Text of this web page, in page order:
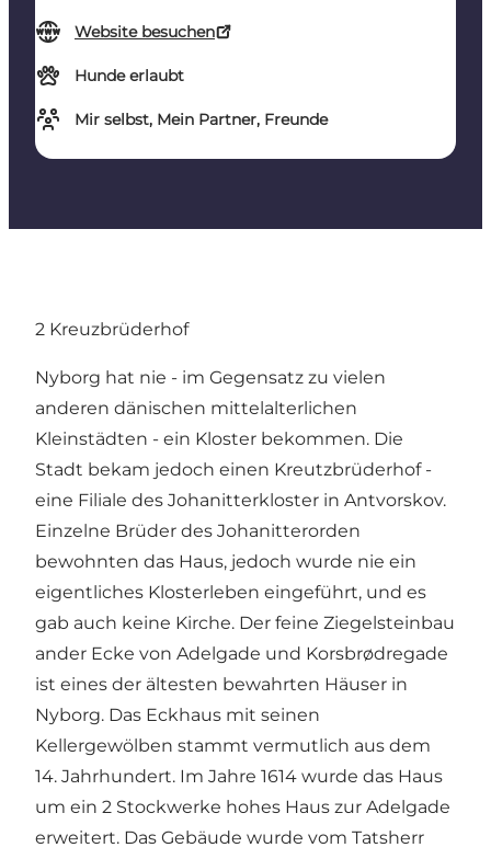
Website besuchen
Hunde erlaubt
Mir selbst, Mein Partner, Freunde
2 Kreuzbrüderhof
Nyborg hat nie - im Gegensatz zu vielen
anderen dänischen mittelalterlichen
Kleinstädten - ein Kloster bekommen. Die
Stadt bekam jedoch einen Kreutzbrüderhof -
eine Filiale des Johanitterkloster in Antvorskov.
Einzelne Brüder des Johanitterorden
bewohnten das Haus, jedoch wurde nie ein
eigentliches Klosterleben eingeführt, und es
gab auch keine Kirche. Der feine Ziegelsteinbau
ander Ecke von Adelgade und Korsbrødregade
ist eines der ältesten bewahrten Häuser in
Nyborg. Das Eckhaus mit seinen
Kellergewölben stammt vermutlich aus dem
14. Jahrhundert. Im Jahre 1614 wurde das Haus
um ein 2 Stockwerke hohes Haus zur Adelgade
erweitert. Das Gebäude wurde vom Tatsherr